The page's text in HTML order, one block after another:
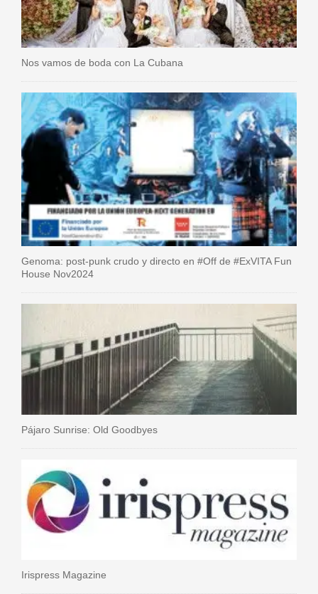
Nos vamos de boda con La Cubana
Genoma: post-punk crudo y directo en #Off de #ExVITA Fun
House Nov2024
Pájaro Sunrise: Old Goodbyes
Irispress Magazine